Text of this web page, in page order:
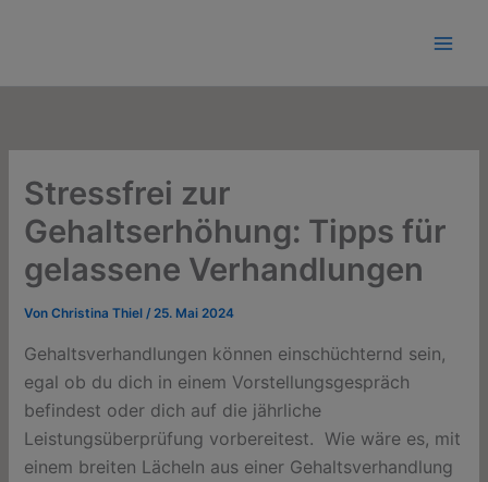
Stressfrei zur
Gehaltserhöhung: Tipps für
gelassene Verhandlungen
VonChristina Thiel/25. Mai 2024
Gehaltsverhandlungen können einschüchternd sein,
egal ob du dich in einem Vorstellungsgespräch
befindest oder dich auf die jährliche
Leistungsüberprüfung vorbereitest. Wie wäre es, mit
einem breiten Lächeln aus einer Gehaltsverhandlung